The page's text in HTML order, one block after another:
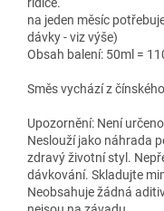
na jeden měsíc
dávky - viz výše)
Obsah balení: 50ml =
Směs vychází z
Upozornění: Není
Neslouží jako náhrada
zdravý životní styl.
dávkování. Skladujte
Neobsahuje žádná